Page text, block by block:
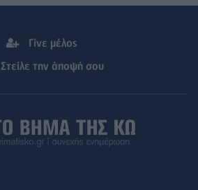
Γίνε μέλος
Στείλε την άποψή σου